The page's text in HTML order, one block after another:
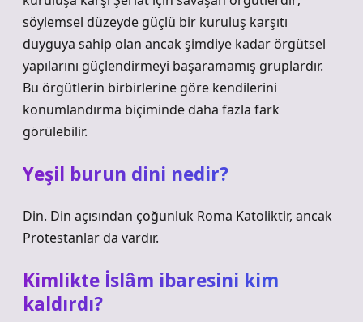
söylemsel düzeyde güçlü bir kuruluş karşıtı
duyguya sahip olan ancak şimdiye kadar örgütsel
yapılarını güçlendirmeyi başaramamış gruplardır.
Bu örgütlerin birbirlerine göre kendilerini
konumlandırma biçiminde daha fazla fark
görülebilir.
Yeşil burun dini nedir?
Din. Din açısından çoğunluk Roma Katoliktir, ancak
Protestanlar da vardır.
Kimlikte İslâm ibaresini kim
kaldırdı?